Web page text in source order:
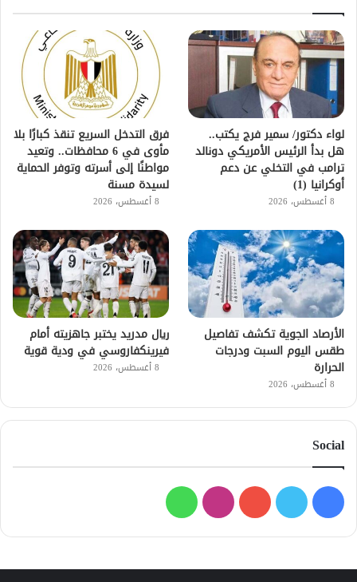
لواء دكتور/ سمير فرج يكتب..
هل بدأ الرئيس الأمريكي دونالد
ترامب في التخلي عن دعم
أوكرانيا (1)
8 أغسطس، 2026
فرق التدخل السريع تنقذ كبارًا بلا
مأوى في 6 محافظات.. وتعيد
مواطنًا إلى أسرته وتوفر الحماية
لسيدة مسنة
8 أغسطس، 2026
الأرصاد الجوية تكشف تفاصيل
طقس اليوم السبت ودرجات
الحرارة
8 أغسطس، 2026
ريال مدريد يختبر جاهزيته أمام
فيرينكفاروسي في ودية قوية
8 أغسطس، 2026
Social
فيسبوك
تويتر يوتيوبانستقرامواتساب